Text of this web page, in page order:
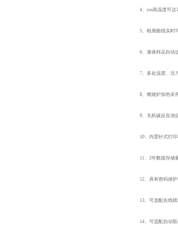
4、zui高温度可达
5、 检测曲线实时
6、液体样品自动
7、 多处温度、压
8、 燃烧炉加热采
9、无机碳反应池
10、 内置针式打
11、2年数据存储
12、 具有密码保
13、可选配在线
14、 可选配自动